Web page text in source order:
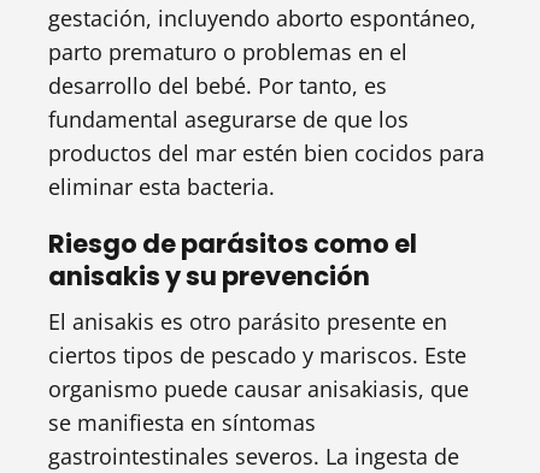
gestación, incluyendo aborto espontáneo,
parto prematuro o problemas en el
desarrollo del bebé. Por tanto, es
fundamental asegurarse de que los
productos del mar estén bien cocidos para
eliminar esta bacteria.
Riesgo de parásitos como el
anisakis y su prevención
El anisakis es otro parásito presente en
ciertos tipos de pescado y mariscos. Este
organismo puede causar anisakiasis, que
se manifiesta en síntomas
gastrointestinales severos. La ingesta de